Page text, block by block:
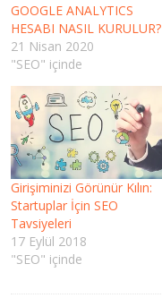
GOOGLE ANALYTICS
HESABI NASIL KURULUR?
21 Nisan 2020
"SEO" içinde
Girişiminizi Görünür Kılın:
Startuplar İçin SEO
Tavsiyeleri
17 Eylül 2018
"SEO" içinde